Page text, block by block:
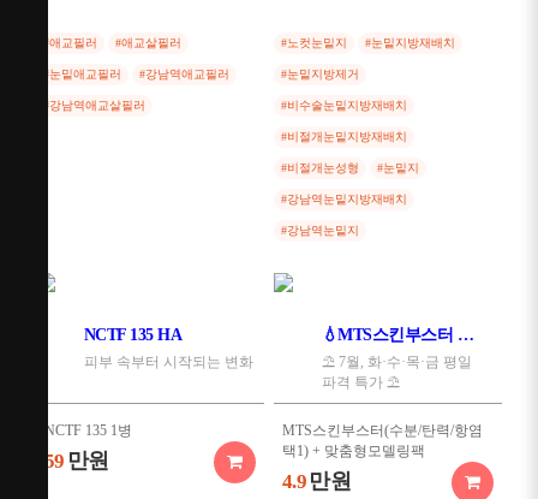
#애교필러 #애교살필러
#눈밑애교필러 #강남역애교필러
#강남역애교살필러
#노컷눈밑지 #눈밑지방재배치
#눈밑지방제거
#비수술눈밑지방재배치
#비절개눈밑지방재배치
#비절개눈성형 #눈밑지
#강남역눈밑지방재배치
#강남역눈밑지
NCTF 135 HA
피부 속부터 시작되는 변화
NCTF 135 1병
59 만원
💧MTS스킨부스터 + 맞춤형 모델링 팩💧
⛱️ 7월, 화·수·목·금 평일
파격 특가 ⛱️
MTS스킨부스터(수분/탄력/항염
택1) + 맞춤형모델링팩
4.9 만원